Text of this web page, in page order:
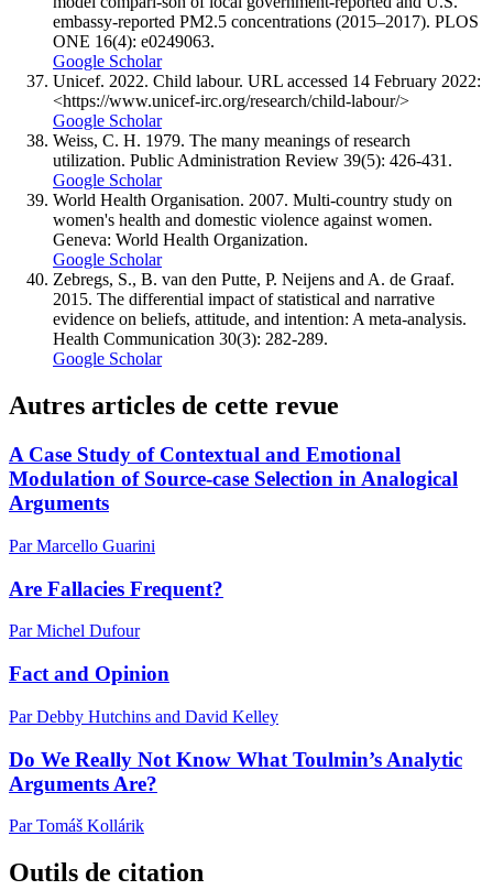
embassy-reported PM2.5 concentrations (2015–2017). PLOS
ONE 16(4): e0249063.
Google Scholar
Unicef. 2022. Child labour. URL accessed 14 February 2022:
<https://www.unicef-irc.org/research/child-labour/>
Google Scholar
Weiss, C. H. 1979. The many meanings of research
utilization. Public Administration Review 39(5): 426-431.
Google Scholar
World Health Organisation. 2007. Multi-country study on
women's health and domestic violence against women.
Geneva: World Health Organization.
Google Scholar
Zebregs, S., B. van den Putte, P. Neijens and A. de Graaf.
2015. The differential impact of statistical and narrative
evidence on beliefs, attitude, and intention: A meta-analysis.
Health Communication 30(3): 282-289.
Google Scholar
Autres articles de cette revue
A Case Study of Contextual and Emotional
Modulation of Source-case Selection in Analogical
Arguments
Par Marcello Guarini
Are Fallacies Frequent?
Par Michel Dufour
Fact and Opinion
Par Debby Hutchins and David Kelley
Do We Really Not Know What Toulmin’s Analytic
Arguments Are?
Par Tomáš Kollárik
Outils de citation